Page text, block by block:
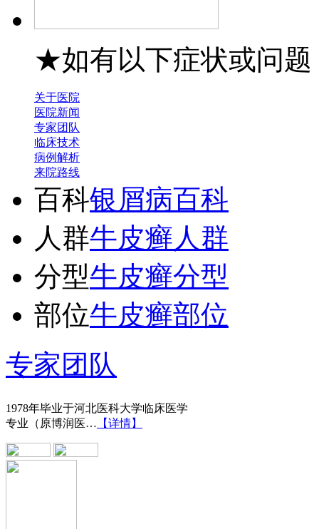
★如有以下症状或问
关于医院
医院新闻
专家团队
临床技术
病例解析
来院路线
百科银屑病百科
人群牛皮癣人群
分型牛皮癣分型
部位牛皮癣部位
专家团队
王宝旗 副主任医
专业（原博润医…
【详情】